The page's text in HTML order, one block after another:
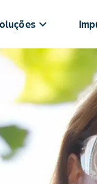
keyboard_arrow_down